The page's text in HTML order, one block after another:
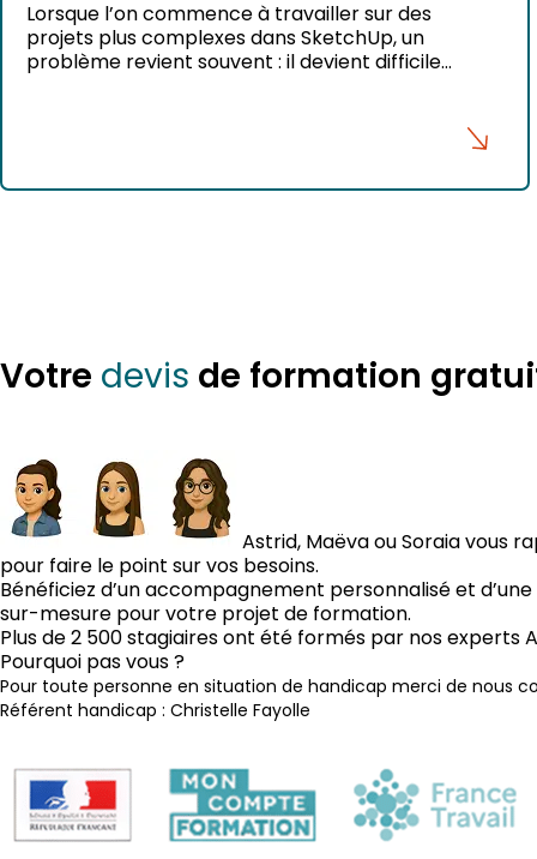
Lorsque l’on commence à travailler sur des
projets plus complexes dans SketchUp, un
problème revient souvent : il devient difficile
au centre d’un appartement, modifier une cuisine
ou intervenir sur un meuble intégré, vous finissez
Votre devis de formation
Astrid, Maëva ou Soraia vous
pour faire le point sur vos besoins.
Bénéficiez d’un accompagnement personnalisé et
sur-mesure pour votre projet de formation.
Plus de 2 500 stagiaires ont été formés par nos experts
Pourquoi pas vous ?
Pour toute personne en situation de handicap merci de nous
Référent handicap : Christelle Fayolle